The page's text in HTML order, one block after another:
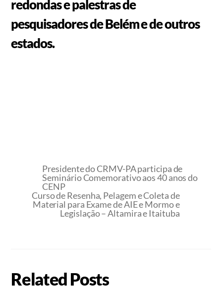
redondas e palestras de
pesquisadores de Belém e de outros
estados.
Presidente do CRMV-PA participa de
Seminário Comemorativo aos 40 anos do
CENP
Curso de Resenha, Pelagem e Coleta de
Material para Exame de AIE e Mormo e
Legislação – Altamira e Itaituba
Related Posts